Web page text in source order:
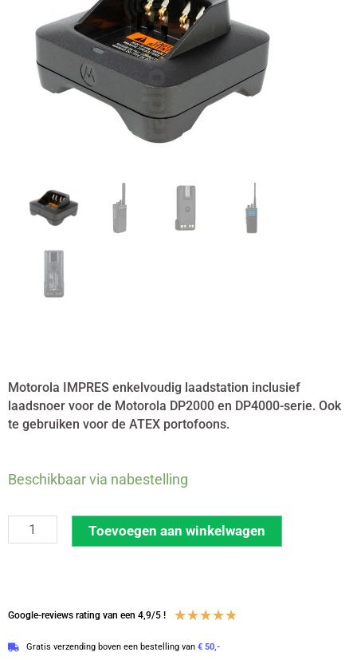
Motorola IMPRES enkelvoudig laadstation inclusief
laadsnoer voor de Motorola DP2000 en DP4000-serie. Ook
te gebruiken voor de ATEX portofoons.
Beschikbaar via nabestelling
Motorola
lader
DP-
DP-
serie
Toevoegen aan winkelwagen
Google-reviews rating van een 4,9/5 ! ★★★★★
Gratis verzending boven een bestelling van € 50,-